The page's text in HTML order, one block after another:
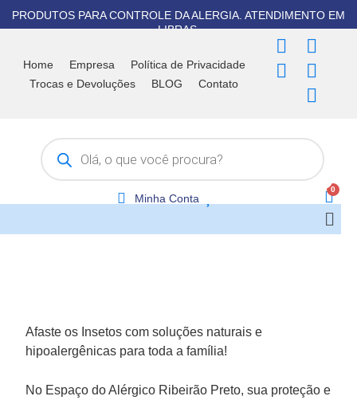
para
conteúdo
PRODUTOS PARA CONTROLE DA ALERGIA. ATENDIMENTO EM
LIBRAS.
Home Empresa
Política de Privacidade
Trocas e Devoluções
BLOG Contato
F
a
c
o
k
I
n
s
t
g
a
m
T
i
k
k
Y
o
u
t
b
W
h
a
t
a
p
p
Minha Conta
Pesquisar
produtos
Afaste os Insetos com soluções naturais e
hipoalergênicas para toda a família!
No Espaço do Alérgico Ribeirão Preto, sua proteção e